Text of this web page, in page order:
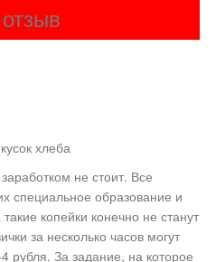
хлеба
не стоит. Все
образование и
копейки конечно не станут
за несколько часов могут
рубля. За задание, на которое